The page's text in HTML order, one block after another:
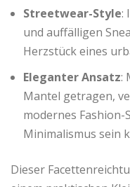
Streetwear-Style:
und auffälligen
Herzstück eines
Eleganter Ansatz:
Mantel getragen,
modernes
Minimalismus sein
Dieser